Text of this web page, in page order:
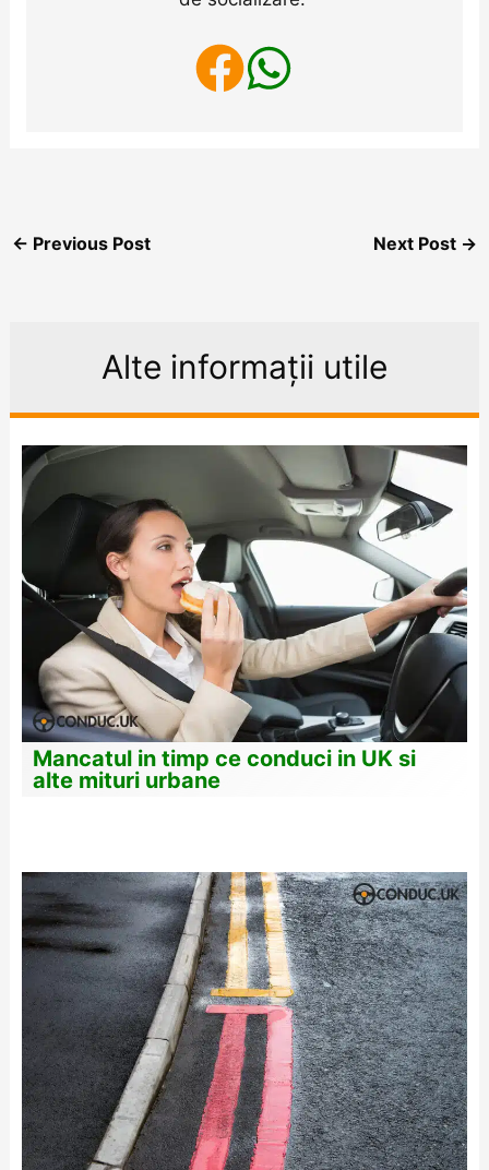
← Previous Post Next Post →
Alte informații utile
Mancatul in timp ce conduci in UK si
alte mituri urbane